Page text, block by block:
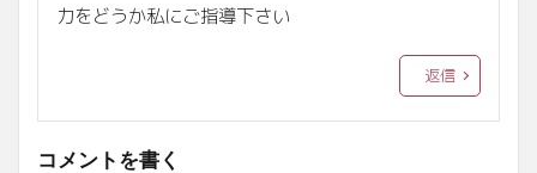
力をどうか私にご指導下さい
返信
コメントを書く